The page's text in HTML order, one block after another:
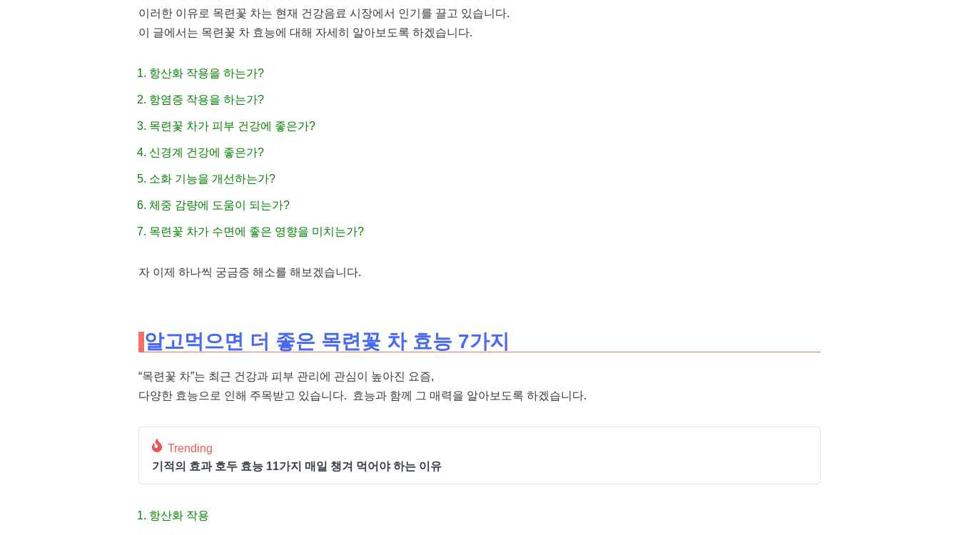
이러한 이유로 목련꽃 차는 현재 건강음료 시장에서 인기를 끌고 있습니다.
이 글에서는 목련꽃 차 효능에 대해 자세히 알아보도록 하겠습니다.
항산화 작용을 하는가?
항염증 작용을 하는가?
목련꽃 차가 피부 건강에 좋은가?
신경계 건강에 좋은가?
소화 기능을 개선하는가?
체중 감량에 도움이 되는가?
목련꽃 차가 수면에 좋은 영향을 미치는가?
자 이제 하나씩 궁금증 해소를 해보겠습니다.
알고먹으면 더 좋은 목련꽃 차 효능 7가지
“목련꽃 차”는 최근 건강과 피부 관리에 관심이 높아진 요즘,
다양한 효능으로 인해 주목받고 있습니다. 효능과 함께 그 매력을 알아보도록 하겠습니다.
Trending
기적의 효과 호두 효능 11가지 매일 챙겨 먹어야 하는 이유
항산화 작용